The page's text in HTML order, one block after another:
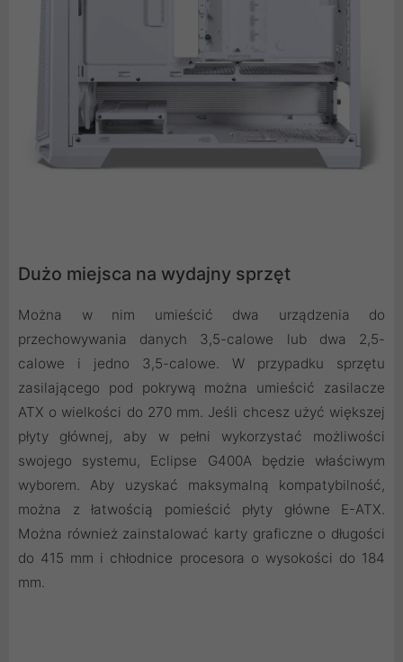
Dużo miejsca na wydajny sprzęt
Można w nim umieścić dwa urządzenia do
przechowywania danych 3,5-calowe lub dwa 2,5-
calowe i jedno 3,5-calowe. W przypadku sprzętu
zasilającego pod pokrywą można umieścić zasilacze
ATX o wielkości do 270 mm. Jeśli chcesz użyć większej
płyty głównej, aby w pełni wykorzystać możliwości
swojego systemu, Eclipse G400A będzie właściwym
wyborem. Aby uzyskać maksymalną kompatybilność,
można z łatwością pomieścić płyty główne E-ATX.
Można również zainstalować karty graficzne o długości
do 415 mm i chłodnice procesora o wysokości do 184
mm.